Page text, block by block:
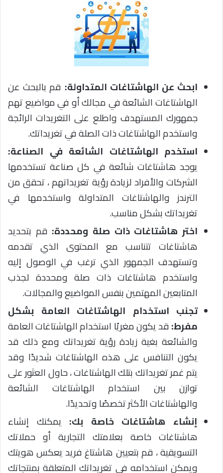
ابحث عن الهاشتاغات المتداولة: قم بالبحث عن
الهاشتاغات الشائعة في مجالك أو في مواضيع تهم
جمهورك المستهدف واطلع على التغريدات الرائجة
واستخدم الهاشتاغات ذات الصلة في تغريداتك.
استخدم الهاشتاغات الشائعة في الصناعة:
يوجد هاشتاغات شائعة في كل صناعة تستخدمها
الشركات والأفراد لزيادة رؤية تغريداتهم ، تحقق من
الترندز والهاشتاغات المتداولة واستخدمها في
تغريداتك بشكل مناسب.
اختر هاشتاغات ذات صلة ومحددة: قم بتحديد
هاشتاغات تتناسب مع المحتوى الذي تقدمه
وتستهدف الجمهور الذي ترغب في الوصول إليه
واستخدم هاشتاغات ذات صلة ومحددة لجذب
المتابعين المهتمين بنفس المواضيع والمجالات.
تجنب استخدام الهاشتاغات العامة بشكل
مفرط:قد يكون مغريًا استخدام الهاشتاغات العامة
والشائعة بغية زيادة رؤية تغريداتك ومع ذلك قد
يكون التنافس على هذه الهاشتاغات شديدًا وقد
يتم غمر تغريداتك بتلك الهاشتاغات ، حاول العثور على
توازن بين استخدام الهاشتاغات الشائعة
والهاشتاغات الأكثر تخصصًا وتحديدًا.
إنشاء هاشتاغات خاصة بك: يمكنك إنشاء
هاشتاغات خاصة بعلامتك التجارية أو حملاتك
التسويقية ، قم بتعيين هاشتاغ فريد يعكس هويتك
ويمكن استخدامه في تغريداتك المتعلقة بمنتجاتك